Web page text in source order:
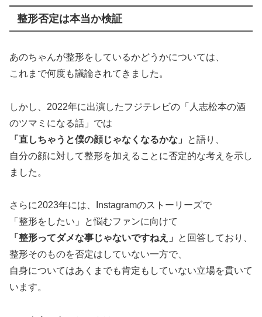
整形否定は本当か検証
あのちゃんが整形をしているかどうかについては、
これまで何度も議論されてきました。
しかし、2022年に出演したフジテレビの「人志松本の酒
のツマミになる話」では
「直しちゃうと僕の顔じゃなくなるかな」
と語り、
自分の顔に対して整形を加えることに否定的な考えを示し
ました。
さらに2023年には、Instagramのストーリーズで
「整形をしたい」と悩むファンに向けて
「整形ってダメな事じゃないですねえ」
と回答しており、
整形そのものを否定はしていない一方で、
自身についてはあくまでも肯定もしていない立場を貫いて
います。